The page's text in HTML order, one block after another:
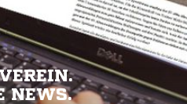
NEWS.